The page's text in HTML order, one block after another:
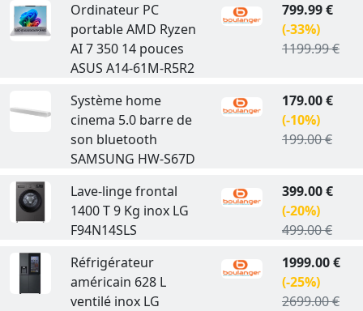
Ordinateur PC
portable AMD Ryzen
AI 7 350 14 pouces
ASUS A14-61M-R5R2
799.99 €
(-33%)
1199.99 €
Système home
cinema 5.0 barre de
son bluetooth
SAMSUNG HW-S67D
179.00 €
(-10%)
199.00 €
Lave-linge frontal
1400 T 9 Kg inox LG
F94N14SLS
399.00 €
(-20%)
499.00 €
Réfrigérateur
américain 628 L
ventilé inox LG
1999.00 €
(-25%)
2699.00 €